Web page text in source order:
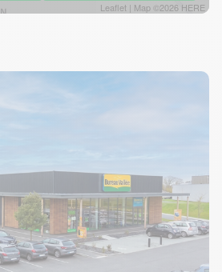
Leaflet | Map ©2026 HERE